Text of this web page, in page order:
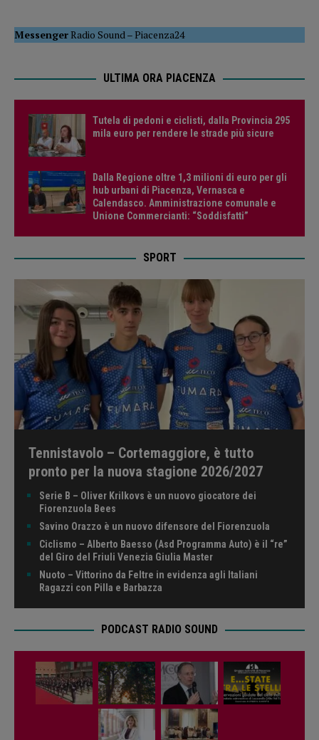
MessengerRadio Sound –Piacenza24
ULTIMA ORA PIACENZA
Tutela di pedoni e ciclisti, dalla Provincia 295
mila euro per rendere le strade più sicure
Dalla Regione oltre 1,3 milioni di euro per gli
hub urbani di Piacenza, Vernasca e
Calendasco. Amministrazione comunale e
Unione Commercianti: “Soddisfatti”
SPORT
Tennistavolo – Cortemaggiore, è tutto
pronto per la nuova stagione 2026/2027
Serie B – Oliver Krilkovs è un nuovo giocatore dei
Fiorenzuola Bees
Savino Orazzo è un nuovo difensore del Fiorenzuola
Ciclismo – Alberto Baesso (Asd Programma Auto) è il “re”
del Giro del Friuli Venezia Giulia Master
Nuoto – Vittorino da Feltre in evidenza agli Italiani
Ragazzi con Pilla e Barbazza
PODCAST RADIO SOUND